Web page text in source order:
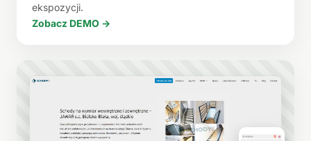
ekspozycji.
Zobacz DEMO →